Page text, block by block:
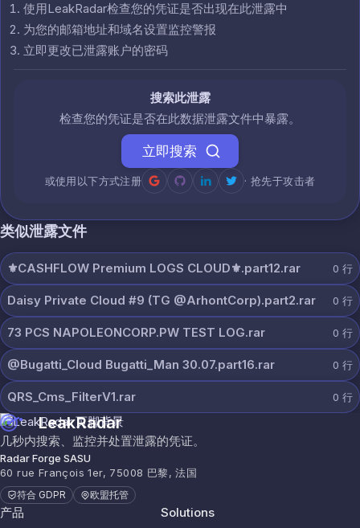
使用LeakRadar检查您的凭证是否出现在此泄露中
为您的邮箱地址和域名设置监控警报
立即更改已泄露账户的密码
搜索此泄露
检查您的凭证是否在此数据泄露文件中暴露。
立即搜索
或使用以下方式注册 · 抢先于攻击者
类似泄露文件
⚜️CASHFLOW Premium LOGS CLOUD⚜️.part12.rar 0 行
Daisy Private Cloud #9 (TG @ArhontCorp).part2.rar 0 行
73 PCS NAPOLEONCORP.PW TEST LOG.rar 0 行
@Bugatti_Cloud Bugatti_Man 30.07.part16.rar 0 行
QRS_Cms_FilterV1.rar 0 行
LeakRadar
几秒内搜索、监控并处置泄露的凭证。
Radar Forge SASU
60 rue François 1er, 75008 巴黎, 法国
符合 GDPR 欧盟托管
产品 Solutions